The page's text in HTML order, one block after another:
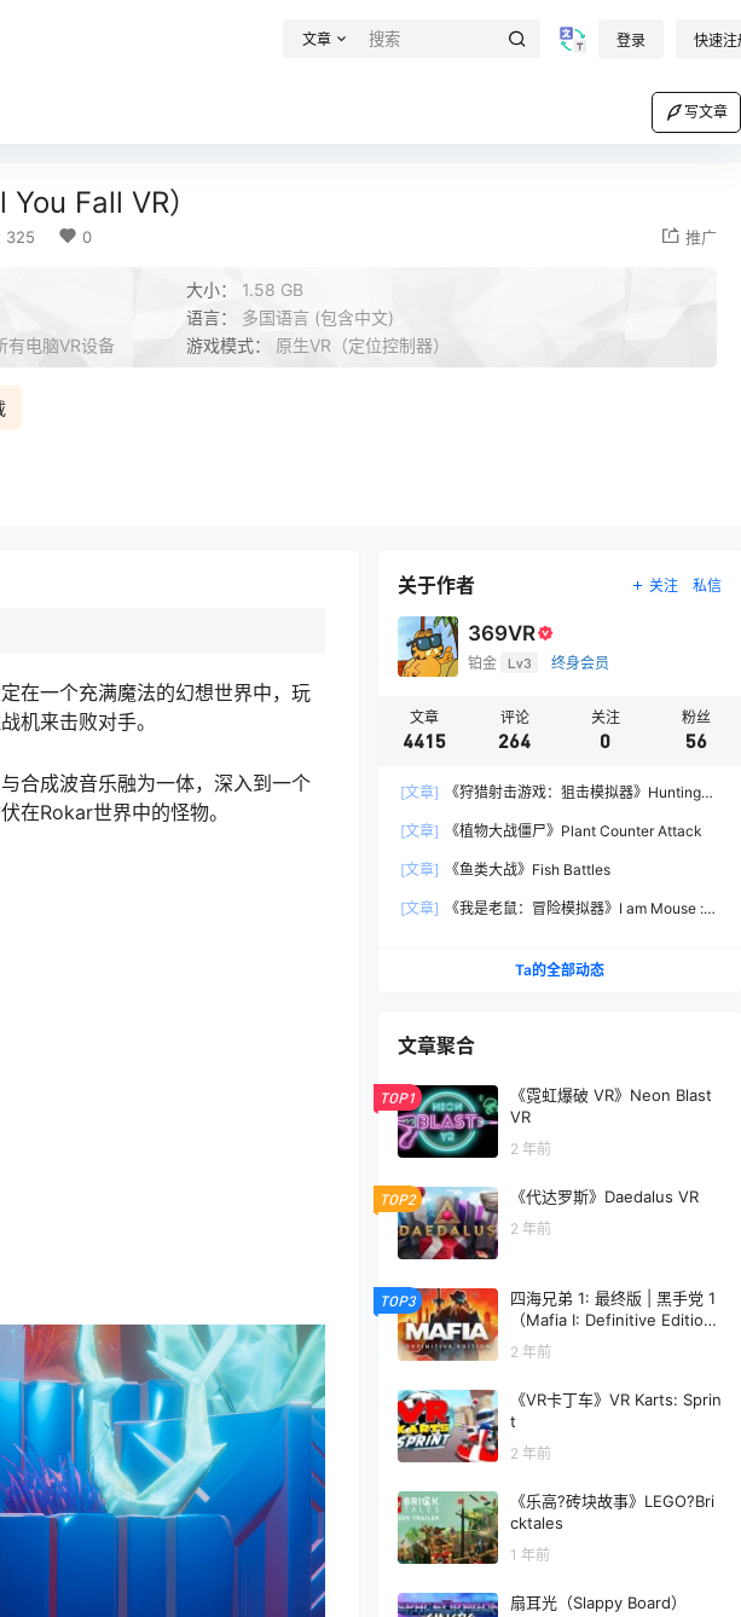
文章 登录 快速注
写文章
Fall VR）
325 0 推广
大小： 1.58 GB
语言： 多国语言 (包含中文)
电脑VR设备 游戏模式： 原生VR（定位控制器）
在一个充满魔法的幻想世界中，玩
机来击败对手。
合成波音乐融为一体，深入到一个
在Rokar世界中的怪物。
关于作者 关注 私信
369VR
铂金 Lv3 终身会员
文章
4415
评论
264
关注
0
粉丝
56
[文章]
《狩猎射击游戏：狙击模拟器》Hunting
[文章]
《植物大战僵尸》Plant Counter Attack
[文章] 《鱼类大战》Fish Battles
[文章]
《我是老鼠：冒险模拟器》I am Mouse :
Ta的全部动态
文章聚合
TOP1
《霓虹爆破 VR》Neon Blast
VR
2 年前
TOP2 《代达罗斯》Daedalus VR
2 年前
TOP3
四海兄弟 1: 最终版 | 黑手党 1
（Mafia I: Definitive Edition
on Steam）
2 年前
《VR卡丁车》VR Karts: Sprin
t
2 年前
《乐高?砖块故事》LEGO?Bri
cktales
1 年前
扇耳光（Slappy Board）